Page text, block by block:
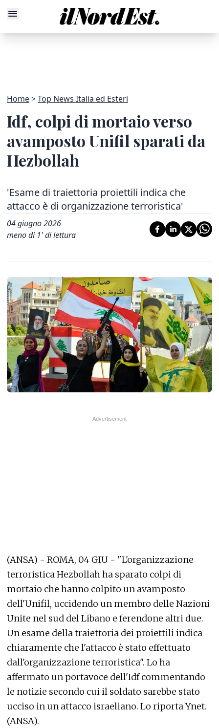
Home Top News Italia ed Esteri
Idf, colpi di mortaio verso
avamposto Unifil sparati da
Hezbollah
'Esame di traiettoria proiettili indica che
attacco è di organizzazione terroristica'
04 giugno 2026
meno di 1' di lettura
(ANSA) - ROMA, 04 GIU - "L'organizzazione
terroristica Hezbollah ha sparato colpi di
mortaio che hanno colpito un avamposto
dell'Unifil, uccidendo un membro delle Nazioni
Unite nel sud del Libano e ferendone altri due.
Un esame della traiettoria dei proiettili indica
chiaramente che l'attacco è stato effettuato
dall'organizzazione terroristica". Lo ha
affermato un portavoce dell'Idf commentando
le notizie secondo cui il soldato sarebbe stato
ucciso in un attacco israeliano. Lo riporta Ynet.
(ANSA).